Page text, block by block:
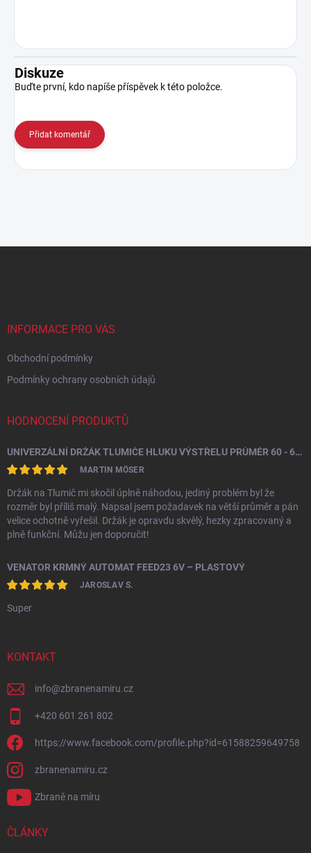
Diskuze
Buďte první, kdo napíše příspěvek k této položce.
Přidat komentář
INFORMACE PRO VÁS
Obchodní podmínky
Podmínky ochrany osobních údajů
HODNOCENÍ PRODUKTŮ
UNIVERZÁLNÍ DRŽÁK TLUMIČE HLUKU VÝSTŘELU PRŮMĚR 60 - 64,5 MM
MARTIN MÖSER
Držák na Tlumič mi skočil úplně náhodou, jediný problém byl že
rozměr byl příliš malý. Napsal jsem požadavek na větší průměr a pán
velice ochotně vyřešil. Držák je opravdu skvělý, hezky zpracovaný a
plně funkční. Můžu jen doporučit!
VENATOR KRMNÝ AUTOMAT FEED23 6V – PLASTOVÝ
JAROSLAV S.
Super
KONTAKT
info@zbranenamiru.cz
+420 601 261 802
https://www.facebook.com/profile.php?id=61588259649758
zbranenamiru.cz
Zbraně na míru
ČLÁNKY